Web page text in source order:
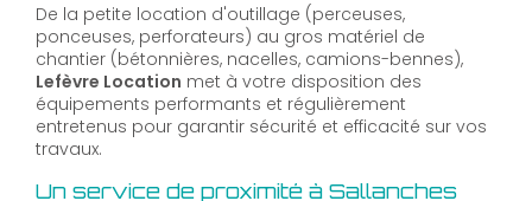
De la petite location d'outillage (perceuses,
ponceuses, perforateurs) au gros matériel de
chantier (bétonnières, nacelles, camions-bennes),
Lefèvre Location met à votre disposition des
équipements performants et régulièrement
entretenus pour garantir sécurité et efficacité sur vos
travaux.
Un service de proximité à Sallanches